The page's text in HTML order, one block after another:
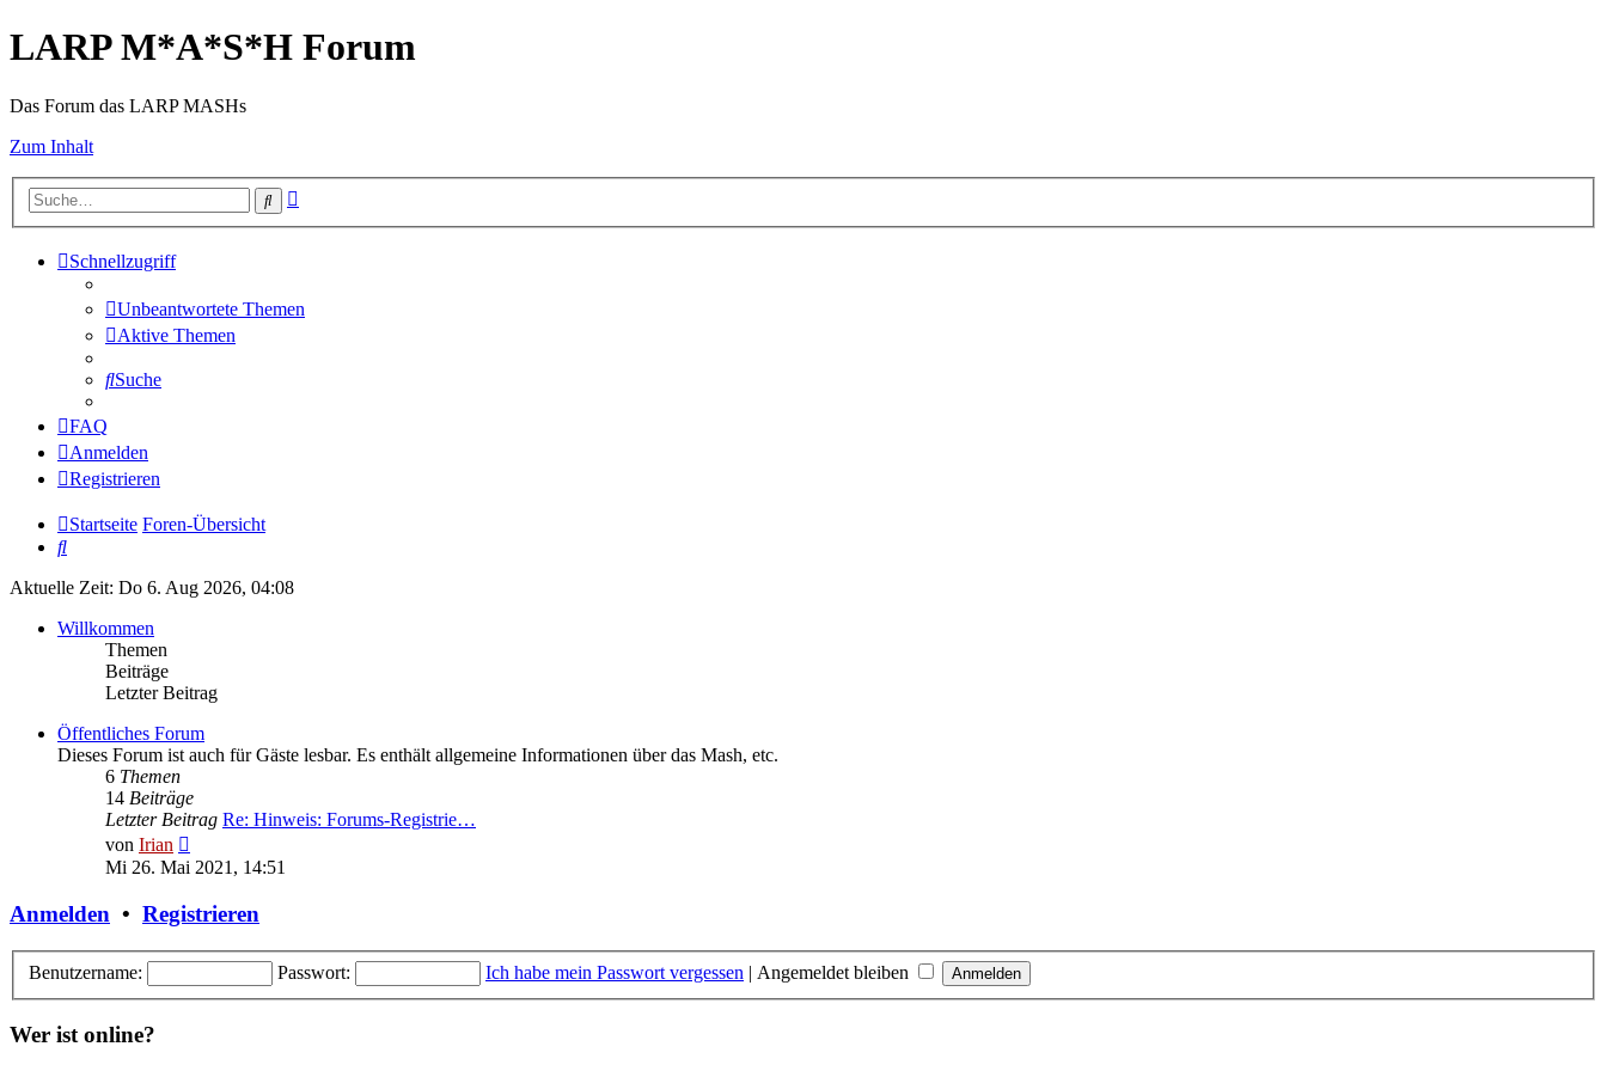
LARP M*A*S*H Forum
Das Forum das LARP MASHs
Zum Inhalt
Suche
Schnellzugriff
Unbeantwortete Themen
Aktive Themen
Suche
FAQ
Anmelden
Registrieren
Startseite Foren-Übersicht
Suche
Aktuelle Zeit: Do 6. Aug 2026, 04:08
Willkommen
Themen
Beiträge
Letzter Beitrag
Öffentliches Forum
Dieses Forum ist auch für Gäste lesbar. Es enthält allgemeine Informationen über das Mash, etc.
6 Themen
14 Beiträge
Letzter Beitrag Re: Hinweis: Forums-Registrie…
von Irian
Beitrag
Mi 26. Mai 2021, 14:51
Anmelden • Registrieren
Benutzername: Passwort: Ich habe mein Passwort vergessen | Angemeldet bleiben
Wer ist online?